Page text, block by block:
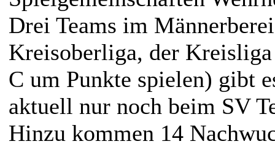
Drei Teams im
Kreisoberliga, der
C um Punkte spielen) gibt
aktuell nur noch beim SV
Hinzu kommen 14